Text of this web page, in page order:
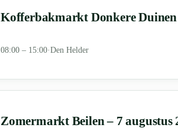
Kofferbakmarkt Donkere Duinen
08:00 – 15:00·Den Helder
Zomermarkt Beilen – 7 augustus